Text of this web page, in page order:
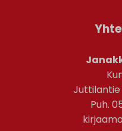
Juttilantie
Puh.